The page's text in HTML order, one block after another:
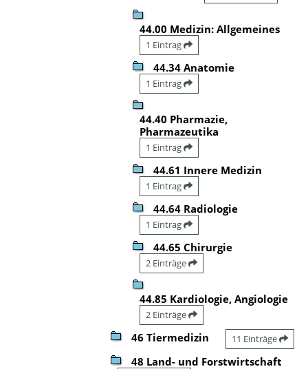
44.00 Medizin: Allgemeines
1 Eintrag
44.34 Anatomie
1 Eintrag
44.40 Pharmazie,
Pharmazeutika
1 Eintrag
44.61 Innere Medizin
1 Eintrag
44.64 Radiologie
1 Eintrag
44.65 Chirurgie
2 Einträge
44.85 Kardiologie, Angiologie
2 Einträge
46 Tiermedizin 11 Einträge
48 Land- und Forstwirtschaft